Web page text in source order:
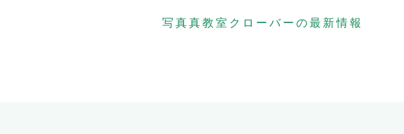
写真真教室クローバーの最新情報